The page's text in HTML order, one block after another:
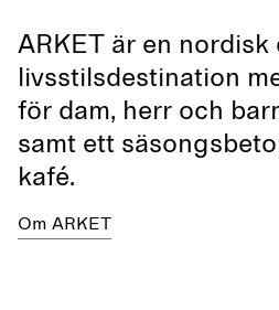
ARKET är en nordisk
livsstilsdestination
för dam, herr och
samt ett
kafé.
Om ARKET